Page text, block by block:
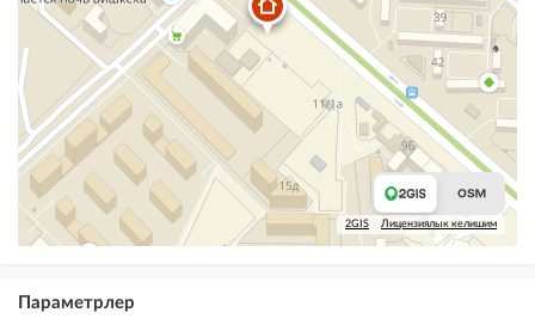
2GIS Лицензиялык келишим
Параметрлер